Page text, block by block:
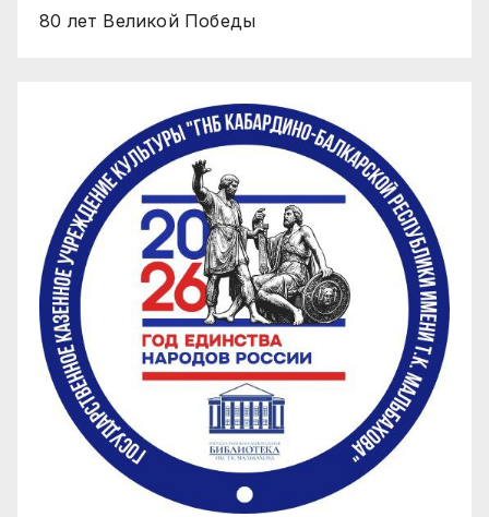
80 лет Великой Победы